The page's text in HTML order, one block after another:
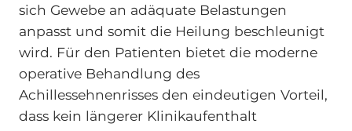
sich Gewebe an adäquate Belastungen
anpasst und somit die Heilung beschleunigt
wird. Für den Patienten bietet die moderne
operative Behandlung des
Achillessehnenrisses den eindeutigen Vorteil,
dass kein längerer Klinikaufenthalt